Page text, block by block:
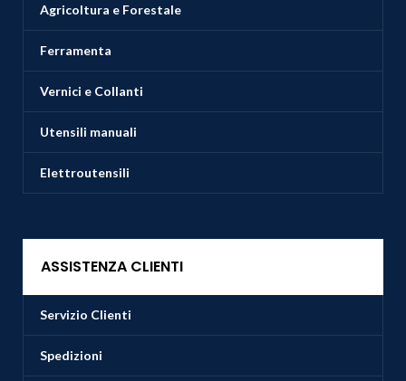
Agricoltura e Forestale
Ferramenta
Vernici e Collanti
Utensili manuali
Elettroutensili
ASSISTENZA CLIENTI
Servizio Clienti
Spedizioni